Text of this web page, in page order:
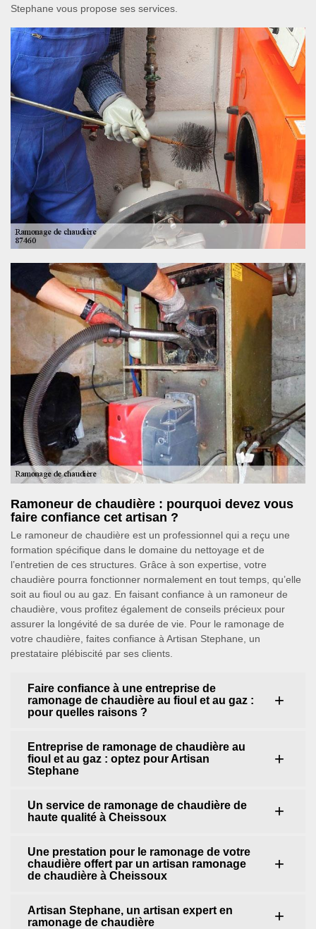
Stephane vous propose ses services.
Ramoneur de chaudière : pourquoi devez vous
faire confiance cet artisan ?
Le ramoneur de chaudière est un professionnel qui a reçu une
formation spécifique dans le domaine du nettoyage et de
l’entretien de ces structures. Grâce à son expertise, votre
chaudière pourra fonctionner normalement en tout temps, qu’elle
soit au fioul ou au gaz. En faisant confiance à un ramoneur de
chaudière, vous profitez également de conseils précieux pour
assurer la longévité de sa durée de vie. Pour le ramonage de
votre chaudière, faites confiance à Artisan Stephane, un
prestataire plébiscité par ses clients.
Faire confiance à une entreprise de
ramonage de chaudière au fioul et au gaz :
pour quelles raisons ?
Entreprise de ramonage de chaudière au
fioul et au gaz : optez pour Artisan
Stephane
Un service de ramonage de chaudière de
haute qualité à Cheissoux
Une prestation pour le ramonage de votre
chaudière offert par un artisan ramonage
de chaudière à Cheissoux
Artisan Stephane, un artisan expert en
ramonage de chaudière